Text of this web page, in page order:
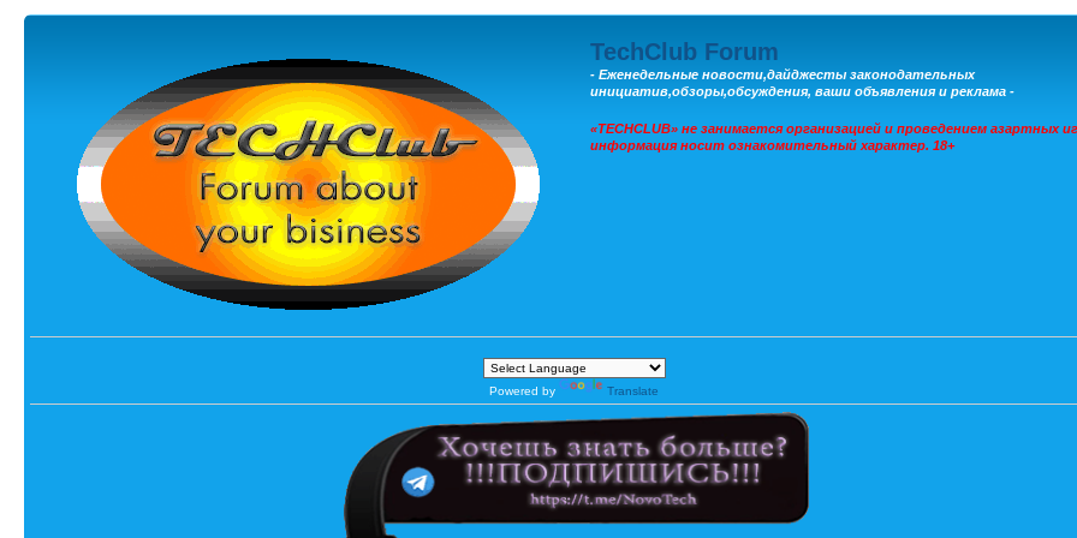
TechClub Forum
- Еженедельные новости,дайджесты законодательных
инициатив,обзоры,обсуждения, ваши объявления и реклама -
«TECHCLUB» не занимается организацией и проведением азартных
информация носит ознакомительный характер. 18+
Powered by Translate